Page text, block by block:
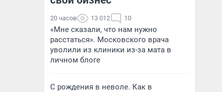
20 часов 13 012 10
«Мне сказали, что нам нужно
расстаться». Московского врача
уволили из клиники из-за мата в
личном блоге
С рождения в неволе. Как в